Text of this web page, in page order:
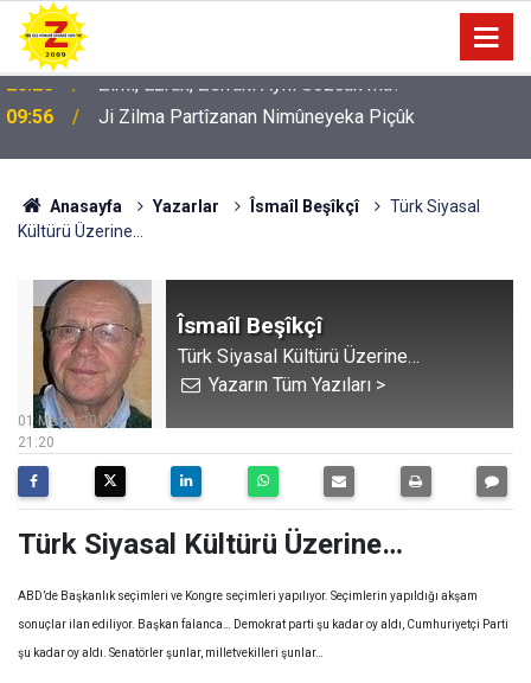
09:56 Ji Zilma Partîzanan Nimûneyeka Piçûk
Anasayfa Yazarlar Îsmaîl Beşîkçî
Türk Siyasal
Kültürü Üzerine…
Îsmaîl Beşîkçî
Türk Siyasal Kültürü Üzerine…
Yazarın Tüm Yazıları >
21:20
01 Mayıs 2014
Türk Siyasal Kültürü Üzerine…
ABD’de Başkanlık seçimleri ve Kongre seçimleri yapılıyor. Seçimlerin yapıldığı akşam
sonuçlar ilan ediliyor. Başkan falanca… Demokrat parti şu kadar oy aldı, Cumhuriyetçi Parti
şu kadar oy aldı. Senatörler şunlar, milletvekilleri şunlar…